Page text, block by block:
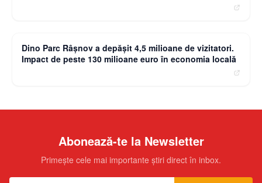
Dino Parc Râșnov a depășit 4,5 milioane de vizitatori.
Impact de peste 130 milioane euro în economia locală
Abonează-te la Newsletter
Primește cele mai importante știri direct în inbox.